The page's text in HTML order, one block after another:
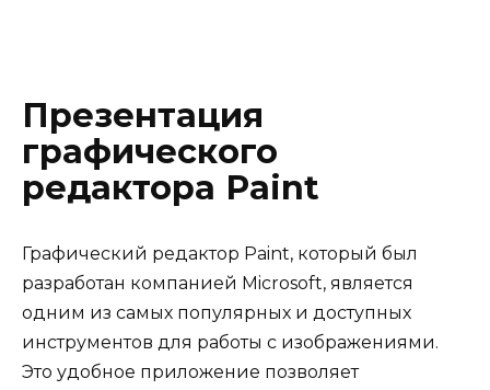
Презентация
графического
редактора Paint
Графический редактор Paint, который был
разработан компанией Microsoft, является
одним из самых популярных и доступных
инструментов для работы с изображениями.
Это удобное приложение позволяет